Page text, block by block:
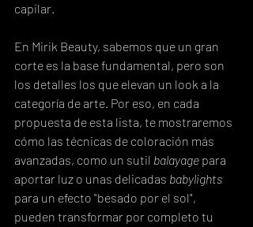
capilar.
En Mirik Beauty, sabemos que un gran
corte es la base fundamental, pero son
los detalles los que elevan un look a la
categoría de arte. Por eso, en cada
propuesta de esta lista, te mostraremos
cómo las técnicas de coloración más
avanzadas, como un sutil balayage para
aportar luz o unas delicadas babylights
para un efecto "besado por el sol",
pueden transformar por completo tu